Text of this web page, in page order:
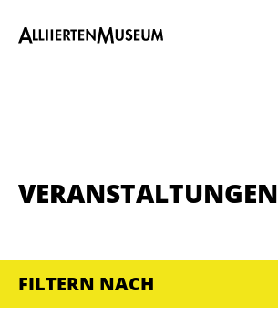
VERANSTALTUNGEN
FILTERN NACH